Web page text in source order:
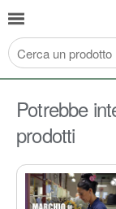
Potrebbe
prodotti